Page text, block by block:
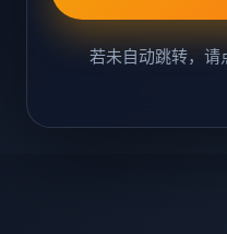
若未自动跳转，请